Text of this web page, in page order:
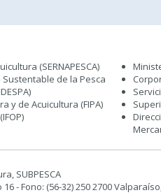
(SERNAPESCA)
de la Pesca
y de Acuicultura (FIPA)
SUBPESCA
- Fono: (56-32) 250 2700